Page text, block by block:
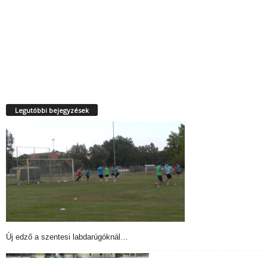
Legutóbbi bejegyzések
Új edző a szentesi labdarúgóknál…